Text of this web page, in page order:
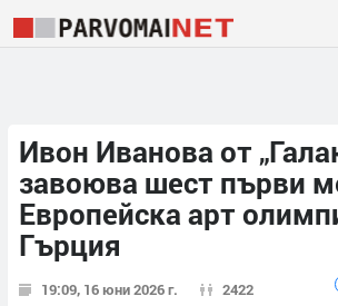
Ивон Иванова от
завоюва шест първи
Европейска арт
Гърция
19:09, 16 юни 2026 г. 2422